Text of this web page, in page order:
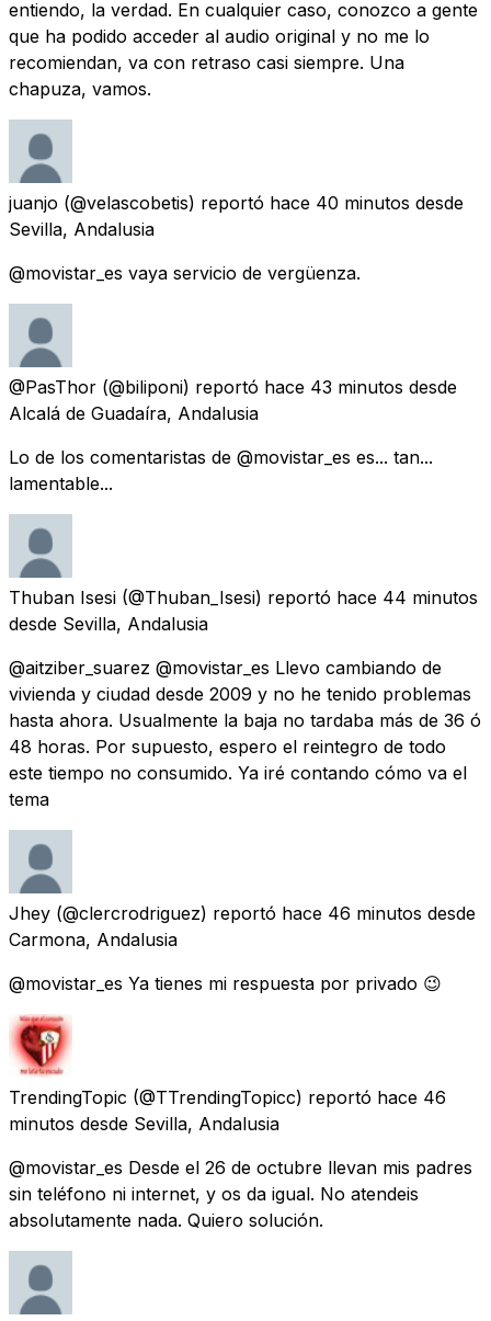
entiendo, la verdad. En cualquier caso, conozco a gente
que ha podido acceder al audio original y no me lo
recomiendan, va con retraso casi siempre. Una
chapuza, vamos.
juanjo (@velascobetis) reportó hace 40 minutos desde
Sevilla, Andalusia
@movistar_es vaya servicio de vergüenza.
@PasThor (@biliponi) reportó hace 43 minutos desde
Alcalá de Guadaíra, Andalusia
Lo de los comentaristas de @movistar_es es... tan...
lamentable...
Thuban Isesi (@Thuban_Isesi) reportó hace 44 minutos
desde Sevilla, Andalusia
@aitziber_suarez @movistar_es Llevo cambiando de
vivienda y ciudad desde 2009 y no he tenido problemas
hasta ahora. Usualmente la baja no tardaba más de 36 ó
48 horas. Por supuesto, espero el reintegro de todo
este tiempo no consumido. Ya iré contando cómo va el
tema
Jhey (@clercrodriguez) reportó hace 46 minutos desde
Carmona, Andalusia
@movistar_es Ya tienes mi respuesta por privado 😉
TrendingTopic (@TTrendingTopicc) reportó hace 46
minutos desde Sevilla, Andalusia
@movistar_es Desde el 26 de octubre llevan mis padres
sin teléfono ni internet, y os da igual. No atendeis
absolutamente nada. Quiero solución.